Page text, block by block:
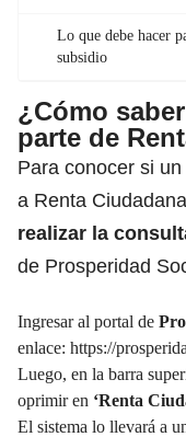
Lo que debe hacer
subsidio
¿Cómo
parte de
Para conocer si
a Renta
realizar la
de Prosperidad
Ingresar al portal de
enlace: https://
Luego, en la barra
oprimir en ‘Renta
El sistema lo llevará a